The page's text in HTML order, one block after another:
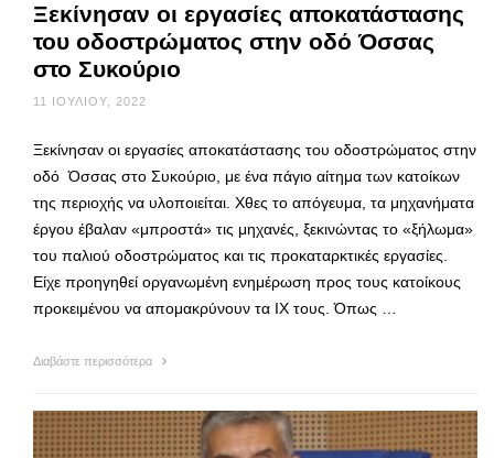
Ξεκίνησαν οι εργασίες αποκατάστασης
του οδοστρώματος στην οδό Όσσας
στο Συκούριο
11 ΙΟΥΛΊΟΥ, 2022
Ξεκίνησαν οι εργασίες αποκατάστασης του οδοστρώματος στην
οδό Όσσας στο Συκούριο, με ένα πάγιο αίτημα των κατοίκων
της περιοχής να υλοποιείται. Χθες το απόγευμα, τα μηχανήματα
έργου έβαλαν «μπροστά» τις μηχανές, ξεκινώντας το «ξήλωμα»
του παλιού οδοστρώματος και τις προκαταρκτικές εργασίες.
Είχε προηγηθεί οργανωμένη ενημέρωση προς τους κατοίκους
προκειμένου να απομακρύνουν τα ΙΧ τους. Όπως …
Διαβάστε περισσότερα